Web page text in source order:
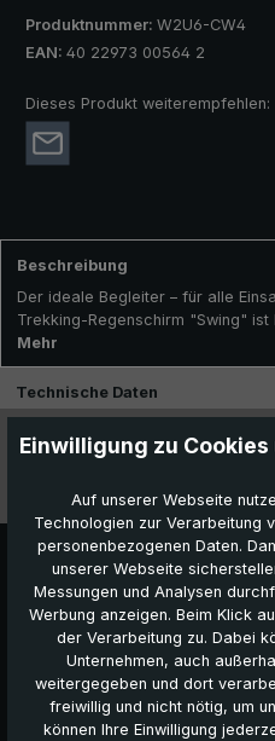
Produktnummer: W2U6-CW4
EAN: 40 22973 00564 2
Dieses Produkt weiterempfehlen:
Beschreibung
Der ideale Begleiter – für alle
Trekking-Regenschirm "Swing"
Mehr
Technische Daten
Besonderheiten
Das könnte Ihnen auch
Einwilligung zu
Auf unserer Webseite
Technologien zur Verarbeitung
personenbezogenen Daten.
unserer Webseite
Messungen und Analysen
Werbung anzeigen. Beim Klick
der Verarbeitung zu. Dabei
Unternehmen, auch
weitergegeben und dort
freiwillig und nicht nötig, um
können Ihre Einwilligung